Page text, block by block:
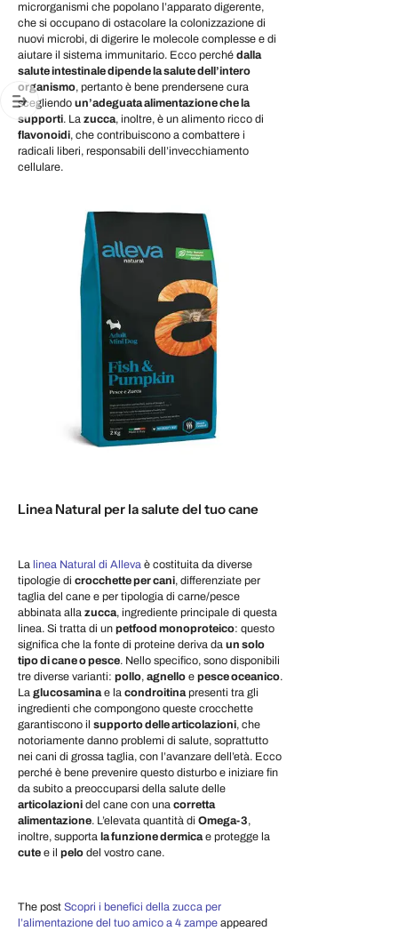
microrganismi che popolano l’apparato digerente,
che si occupano di ostacolare la colonizzazione di
nuovi microbi, di digerire le molecole complesse e di
aiutare il sistema immunitario. Ecco perché dalla
salute intestinale dipende la salute dell’intero
organismo, pertanto è bene prendersene cura
scegliendo un’adeguata alimentazione che la
supporti. La zucca, inoltre, è un alimento ricco di
flavonoidi, che contribuiscono a combattere i
radicali liberi, responsabili dell’invecchiamento
cellulare.
Linea Natural per la salute del tuo cane
La linea Natural di Alleva è costituita da diverse
tipologie di crocchette per cani, differenziate per
taglia del cane e per tipologia di carne/pesce
abbinata alla zucca, ingrediente principale di questa
linea. Si tratta di un petfood monoproteico: questo
significa che la fonte di proteine deriva da un solo
tipo di cane o pesce. Nello specifico, sono disponibili
tre diverse varianti: pollo, agnello e pesce oceanico.
La glucosamina e la condroitina presenti tra gli
ingredienti che compongono queste crocchette
garantiscono il supporto delle articolazioni, che
notoriamente danno problemi di salute, soprattutto
nei cani di grossa taglia, con l’avanzare dell’età. Ecco
perché è bene prevenire questo disturbo e iniziare fin
da subito a preoccuparsi della salute delle
articolazioni del cane con una corretta
alimentazione. L’elevata quantità di Omega-3,
inoltre, supporta la funzione dermica e protegge la
cute e il pelo del vostro cane.
The post Scopri i benefici della zucca per
l’alimentazione del tuo amico a 4 zampe appeared